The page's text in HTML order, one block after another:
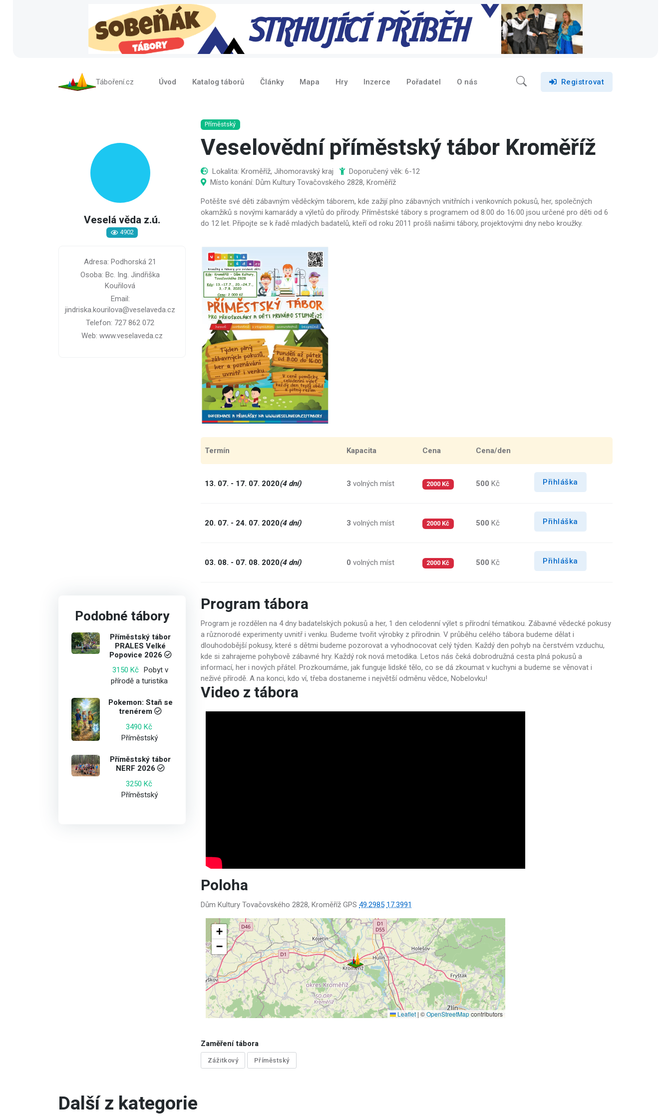
Táboření.cz Úvod Katalog táborů Články Mapa Hry Inzerce Pořadatel O nás Registrovat
Veselá věda z.ú.
4902
Adresa: Podhorská 21
Osoba: Bc. Ing. Jindřiška
Kouřilová
Email:
jindriska.kourilova@veselaveda.cz
Telefon: 727 862 072
Web: www.veselaveda.cz
Příměstský
Veselovědní příměstský tábor Kroměříž
Lokalita: Kroměříž, Jihomoravský kraj
Doporučený věk: 6-12
Místo konání: Dům Kultury Tovačovského 2828, Kroměříž
Potěšte své děti zábavným věděckým táborem, kde zažijí plno zábavných vnitřních i venkovních pokusů, her, společných
okamžiků s novými kamarády a výletů do přírody. Příměstské tábory s programem od 8:00 do 16:00 jsou určené pro děti od 6
do 12 let. Připojte se k řadě mladých badatelů, kteří od roku 2011 prošli našimi tábory, projektovými dny nebo kroužky.
Termín Kapacita Cena Cena/den
13. 07. - 17. 07. 2020(4 dní) 3 volných míst 2000 Kč 500 Kč Přihláška
20. 07. - 24. 07. 2020(4 dní) 3 volných míst 2000 Kč 500 Kč Přihláška
03. 08. - 07. 08. 2020(4 dní) 0 volných míst 2000 Kč 500 Kč Přihláška
Podobné tábory
Příměstský tábor
PRALES Velké
Popovice 2026
3150 Kč Pobyt v
přírodě a turistika
Pokemon: Staň se
trenérem
3490 Kč
Příměstský
Příměstský tábor
NERF 2026
3250 Kč
Příměstský
Program tábora
Program je rozdělen na 4 dny badatelských pokusů a her, 1 den celodenní výlet s přírodní tématikou. Zábavné vědecké pokusy
a různorodé experimenty uvnitř i venku. Budeme tvořit výrobky z přírodnin. V průběhu celého tábora budeme dělat i
dlouhodobější pokusy, které s dětmi budeme pozorovat a vyhodnocovat celý týden. Každý den pohyb na čerstvém vzduchu,
kde si zahrajeme pohybově zábavné hry. Každý rok nová metodika. Letos nás čeká dobrodružná cesta plná pokusů a
informací, her i nových přátel. Prozkoumáme, jak funguje lidské tělo, co se dá zkoumat v kuchyni a budeme se věnovat i
neživé přírodě. A na konci, kdo ví, třeba dostaneme i největší odměnu vědce, Nobelovku!
Video z tábora
Poloha
Dům Kultury Tovačovského 2828, Kroměříž GPS 49.2985 17.3991
+
−
Leaflet | ©OpenStreetMapcontributors
Zaměření tábora
Zážitkový Příměstský
Další z kategorie